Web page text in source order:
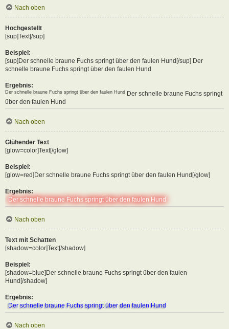
Nach oben
Hochgestellt
[sup]Text[/sup]
Beispiel:
[sup]Der schnelle braune Fuchs springt über den faulen Hund[/sup] Der
schnelle braune Fuchs springt über den faulen Hund
Ergebnis:
Der schnelle braune Fuchs springt über den faulen Hund Der schnelle braune Fuchs springt
über den faulen Hund
Nach oben
Glühender Text
[glow=color]Text[/glow]
Beispiel:
[glow=red]Der schnelle braune Fuchs springt über den faulen Hund[/glow]
Ergebnis:
Der schnelle braune Fuchs springt über den faulen Hund
Nach oben
Text mit Schatten
[shadow=color]Text[/shadow]
Beispiel:
[shadow=blue]Der schnelle braune Fuchs springt über den faulen
Hund[/shadow]
Ergebnis:
Der schnelle braune Fuchs springt über den faulen Hund
Nach oben